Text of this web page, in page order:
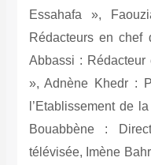
Essahafa »,
Rédacteurs en
Abbassi :
», Adnène Khedr :
l’Etablissement de
Bouabbène :
télévisée, Imène